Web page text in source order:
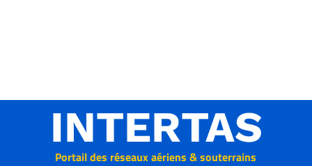
INTERTAS
Portail des réseaux aériens & souterrains